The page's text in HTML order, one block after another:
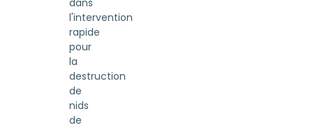
dans
l'intervention
rapide
pour
la
destruction
de
nids
de